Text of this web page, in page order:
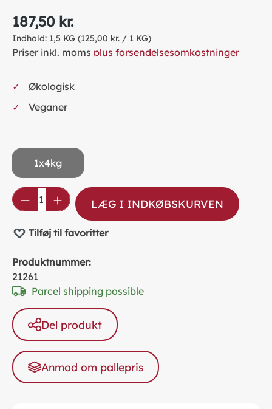
187,50 kr.
Indhold: 1,5 KG (125,00 kr. / 1 KG)
Priser inkl. moms plus forsendelsesomkostninger
Økologisk
Veganer
1x4kg
Product Quantity: Enter the desired
LÆG I INDKØBSKURVEN
Tilføj til favoritter
Produktnummer:
21261
Parcel shipping possible
Del produkt
Anmod om pallepris